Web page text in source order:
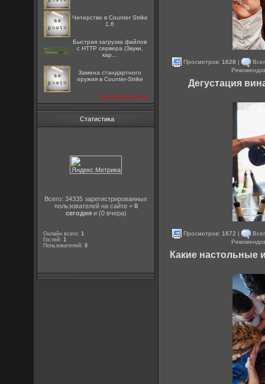
Читерство в Counter Strike
1.6
Быстрая загрузка файлов
с HTTP сервера (Звуки,
кар...
Замена стандартного
оружия в Counter-Strike
посмотреть все
Статистика
Всего: 34335 зарегистрированных
пользователей на сайте + 0
сегодняи (0 вчера)
Онлайн всего:1
Гостей:1
Пользователей:0
Просмотров: 1628 |
Дегустация
Просмотров: 1672 |
Какие